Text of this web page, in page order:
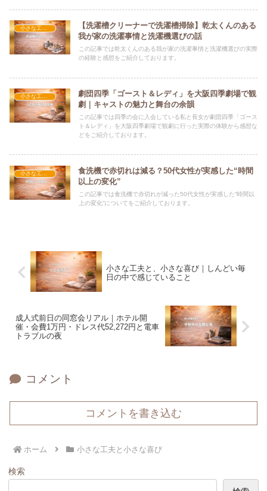
小さな工夫と小さな喜び
【洗濯槽クリーナーで洗濯槽掃除】乾太くんのある
我が家の洗濯事情と洗濯機選びの話
この記事では乾太くんのある我が家の洗濯事情と洗濯機選びの実際
の経験と感想をご紹介しております。
小さな工夫と小さな喜び
劇団四季「ゴースト＆レディ」を大阪四季劇場で観
劇｜キャストの魅力と舞台の余韻
この記事では四季の会に入会している私と長女が劇団四季「ゴース
ト＆レディ」を大阪四季劇場で観劇に行った実際の体験から感想な
どをご紹介しております。
小さな工夫と小さな喜び
食洗機で赤切れは減る？50代女性が実感した“時間
以上の変化”
この記事では食洗機で赤切れが減った50代女性が実感した“時間以
上の変化”についてをご紹介しております。
小さな工夫と、小さな喜び｜しんどい毎
日の中で感じていること
成人式前日の同窓会リアル｜ホテル開
催・会費1万円・ドレス代52,272円と電車
トラブルの夜
コメント
コメントを書き込む
ホーム 小さな工夫と小さな喜び
検索